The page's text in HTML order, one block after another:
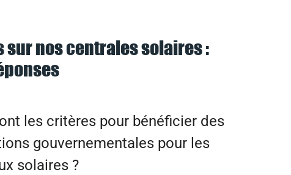
sur nos centrales solaires :
les critères pour bénéficier des
gouvernementales pour les
solaires ?